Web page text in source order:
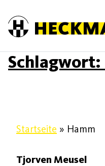
Schlagwort:
Startseite » Hamm
Tjorven Meusel